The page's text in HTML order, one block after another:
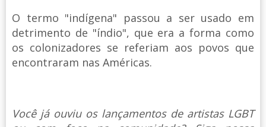
O termo "indígena" passou a ser usado em
detrimento de "índio", que era a forma como
os colonizadores se referiam aos povos que
encontraram nas Américas.
Você já ouviu os lançamentos de artistas LGBT